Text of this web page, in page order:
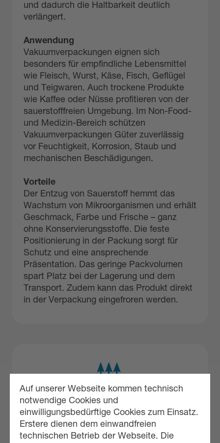
Auf unserer Webseite kommen technisch
notwendige Cookies und
einwilligungsbedürftige Cookies zum Einsatz.
Erstere dienen dem einwandfreien
technischen Betrieb der Webseite. Die
und dadurch die Haltbarkeit deutlich
verlängert.
Anwendung
Vakuumverpackungen eignen sich
besonders für empfindliche Lebensmittel
wie Fleisch, Wurst, Käse, Fisch, Geflügel
und Teigwaren. Auch trockene Produkte
wie Kaffee oder Nüsse profitieren von der
sauerstofffreien Umgebung. Im Non-Food-
und Medizin-Bereich schützen
Vakuumverpackungen Güter zuverlässig
vor Feuchtigkeit, Korrosion, Staub und
mechanischen Beschädigungen.
Vorteile
Der Entzug von Sauerstoff hemmt das
Wachstum von Mikroorganismen und erhält
Geschmack, Farbe und Frische – ganz
ohne Konservierungsstoffe. Die feste
Positionierung in der Packung sorgt für
Schutz und eine ansprechende
Präsentation. Das geringe Packvolumen
spart Platz bei der Lagerung und dem
Transport. Zudem kann das Produkt direkt
in der Verpackung eingefroren werden.